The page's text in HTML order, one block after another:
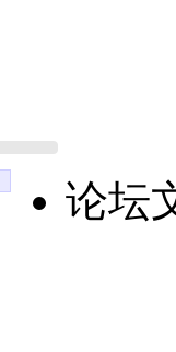
论坛